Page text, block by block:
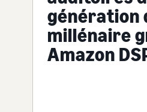
génération
millénaire
Amazon